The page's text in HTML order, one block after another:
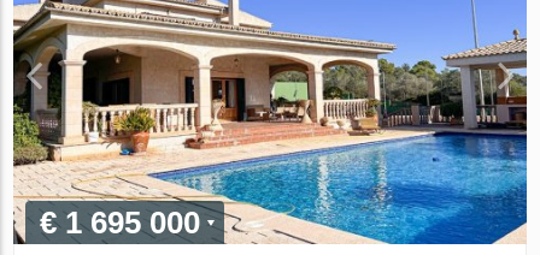
€ 1 695 000